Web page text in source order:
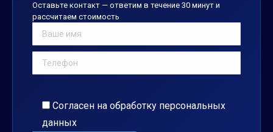
Оставьте контакт — ответим в течение 30 минут и
рассчитаем стоимость
Согласен на обработку персональных
данных